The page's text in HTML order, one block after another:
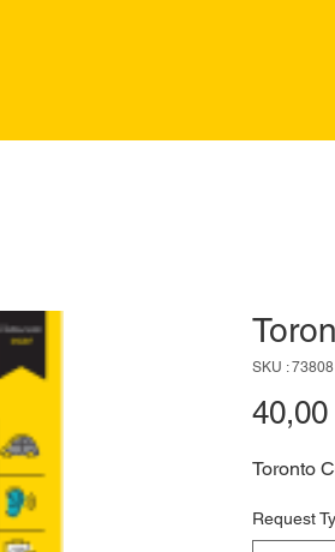
SKU : 73808
Toronto
Request